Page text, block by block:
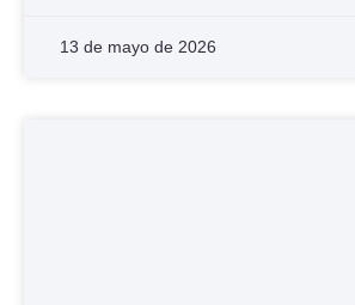
13 de mayo de 2026